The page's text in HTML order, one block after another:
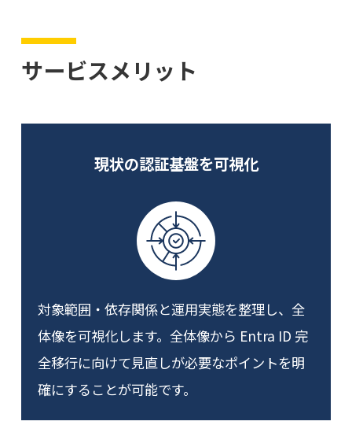
サービスメリット
現状の認証基盤を可視化
対象範囲・依存関係と運用実態を整理し、全
体像を可視化します。全体像から Entra ID 完
全移行に向けて見直しが必要なポイントを明
確にすることが可能です。